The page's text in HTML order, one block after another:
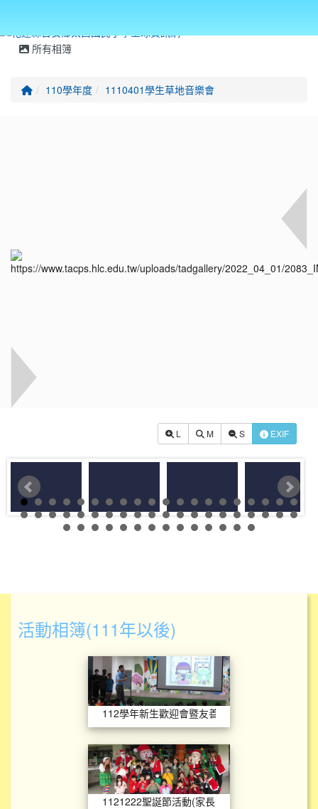
所有相簿
回首頁110學年度 1110401學生草地音樂會
L M S EXIF
活動相簿(111年以後)
112學年新生歡迎
112學年新生歡迎會暨友善校園宣導
1121222聖誕節活
1121222聖誕節活動(家長會)